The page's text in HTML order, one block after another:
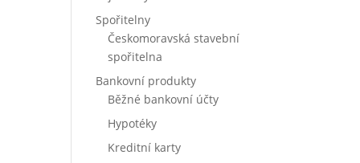
Spořitelny
Českomoravská stavební
spořitelna
Bankovní produkty
Běžné bankovní účty
Hypotéky
Kreditní karty